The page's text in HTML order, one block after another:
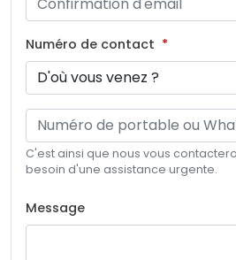
Numéro de contact
C'est ainsi que nous vous
besoin d'une assistance urgente.
Message